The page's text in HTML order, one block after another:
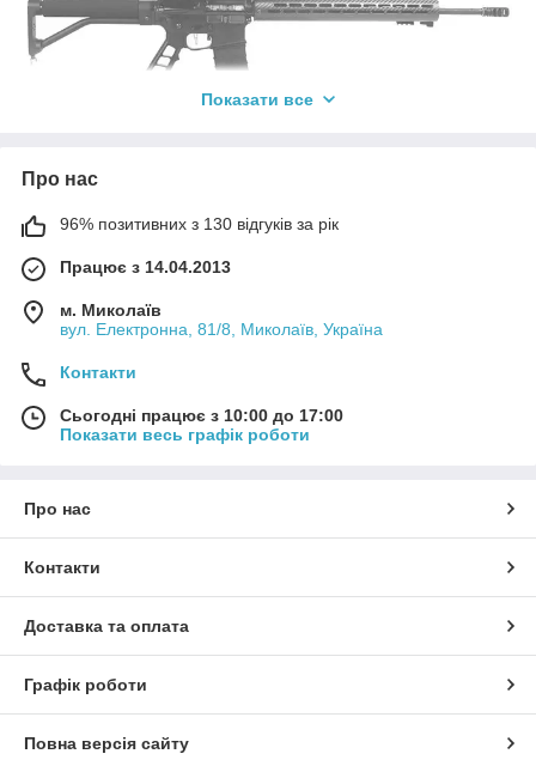
Показати все
Про нас
96% позитивних з 130 відгуків за рік
Працює з 14.04.2013
м. Миколаїв
вул. Електронна, 81/8, Миколаїв, Україна
Контакти
Сьогодні працює з 10:00 до 17:00
Показати весь графік роботи
Про нас
Контакти
Доставка та оплата
Графік роботи
Повна версія сайту